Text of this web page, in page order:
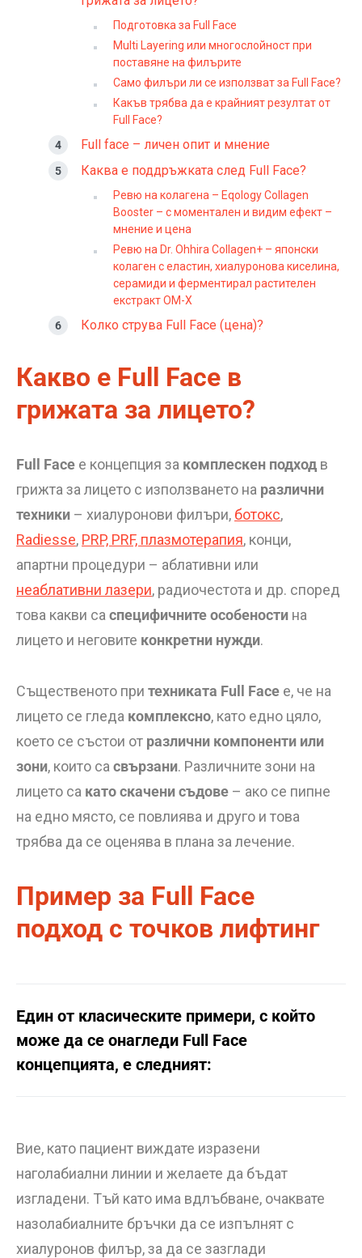
Подготовка за Full Face
Multi Layering или многослойност при
поставяне на филърите
Само филъри ли се използват за Full Face?
Какъв трябва да е крайният резултат от
Full Face?
Full face – личен опит и мнение
Каква е поддръжката след Full Face?
Ревю на колагена – Eqology Collagen
Booster – с моментален и видим ефект –
мнение и цена
Ревю на Dr. Ohhira Collagen+ – японски
колаген с еластин, хиалуронова киселина,
серамиди и ферментирал растителен
екстракт OM-X
Колко струва Full Face (цена)?
Какво е Full Face в
грижата за лицето?
Full Face е концепция за комплескен подход в
грижта за лицето с използването на различни
техники – хиалуронови филъри, ботокс,
Radiesse, PRP, PRF, плазмотерапия, конци,
апартни процедури – аблативни или
неаблативни лазери, радиочестота и др. според
това какви са специфичните особености на
лицето и неговите конкретни нужди.
Същественото при техниката Full Face е, че на
лицето се гледа комплексно, като едно цяло,
което се състои от различни компоненти или
зони, които са свързани. Различните зони на
лицето са като скачени съдове – ако се пипне
на едно място, се повлиява и друго и това
трябва да се оценява в плана за лечение.
Пример за Full Face
подход с точков лифтинг
Един от класическите примери, с който
може да се онагледи Full Face
концепцията, е следният:
Вие, като пациент виждате изразени
наголабиални линии и желаете да бъдат
изгладени. Тъй като има вдлъбване, очаквате
назолабиалните бръчки да се изпълнят с
хиалуронов филър, за да се зазглади